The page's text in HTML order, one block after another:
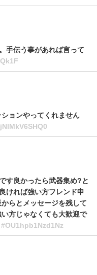
手伝う事があれば言って
ョンやってくれません
す良かったら武器集め?と
ければ強い方フレンド申
らとメッセージを残して
方じゃなくても大歓迎で
#OU1hpb1Nzd1Nz